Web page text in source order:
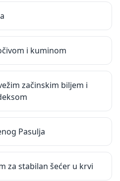
i kuminom
začinskim biljem i
Pasulja
za stabilan šećer u krvi